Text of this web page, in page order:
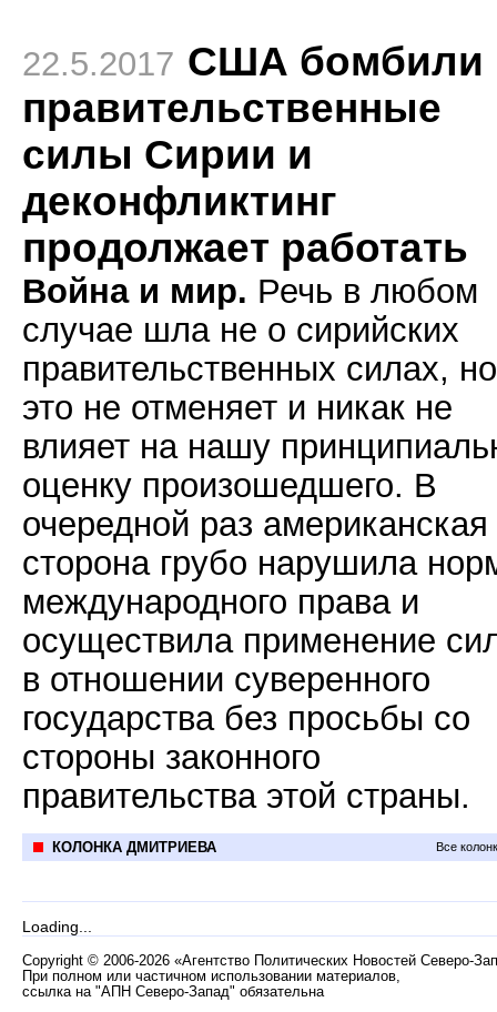
22.5.2017 США бомбили
правительственные
силы Сирии и
деконфликтинг
продолжает работать
Война и мир. Речь в любом
случае шла не о сирийских
правительственных силах, но
это не отменяет и никак не
влияет на нашу
оценку произошедшего. В
очередной раз американская
сторона грубо нарушила
международного права и
осуществила применение
в отношении суверенного
государства без просьбы со
стороны законного
правительства этой страны.
КОЛОНКА ДМИТРИЕВА Все
Loading...
Copyright © 2006-2026 «Агентство Политических Новостей Северо-
При полном или частичном использовании материалов,
ссылка на "АПН Северо-Запад" обязательна